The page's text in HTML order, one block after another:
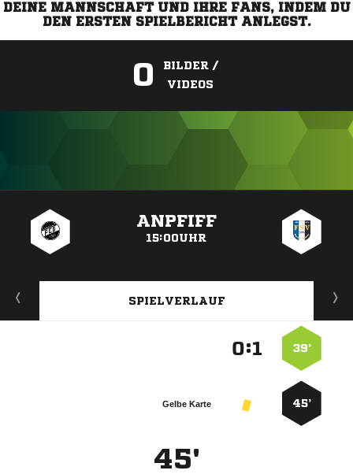
DEINE MANNSCHAFT UND IHRE FANS, INDEM DU
DEN ERSTEN SPIELBERICHT ANLEGST.
0
BILDER /
VIDEOS
ANPFIFF
15:00UHR
SPIELVERLAUF
39’
:
45’
Gelbe Karte
45'